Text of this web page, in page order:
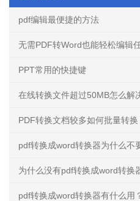
pdf编辑最便捷的方法
无需PDF转Word也能轻松编辑
PPT常用的快捷键
在线转换文件超过50MB怎么解
PDF转换文档较多如何批量转换
pdf转换成word转换器为什么不
为什么没有pdf转换成word转换
pdf转换成word转换器有什么用